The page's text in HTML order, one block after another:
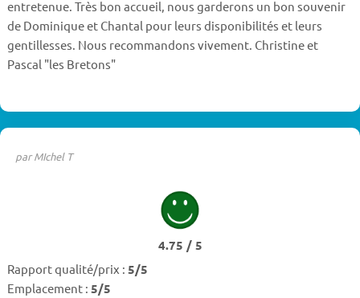
entretenue. Très bon accueil, nous garderons un bon souvenir
de Dominique et Chantal pour leurs disponibilités et leurs
gentillesses. Nous recommandons vivement. Christine et
Pascal "les Bretons"
par MIchel T
4.75 / 5
Rapport qualité/prix : 5/5
Emplacement : 5/5